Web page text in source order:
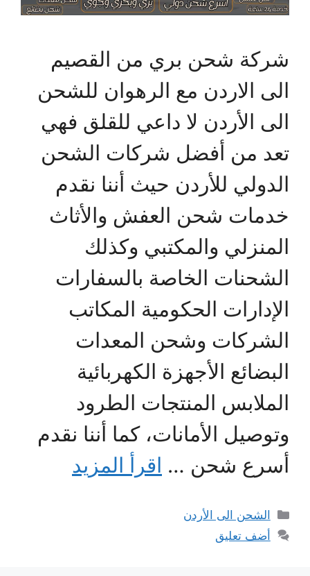
شركة شحن بري من القصيم
الى الاردن مع الرهوان للشحن
الى الأردن لا داعي للقلق فهي
تعد من أفضل شركات الشحن
الدولي للأردن حيث أننا نقدم
خدمات شحن العفش والأثاث
المنزلي والمكتبي وكذلك
الشحنات الخاصة بالسفارات
الإدارات الحكومية المكاتب
الشركات وشحن المعدات
البضائع الأجهزة الكهربائية
الملابس المنتجات الطرود
وتوصيل الأمانات، كما أننا نقدم
أسرع شحن … اقرأ المزيد
التصنيفات
الشحن الى الأردن
أضف تعليق